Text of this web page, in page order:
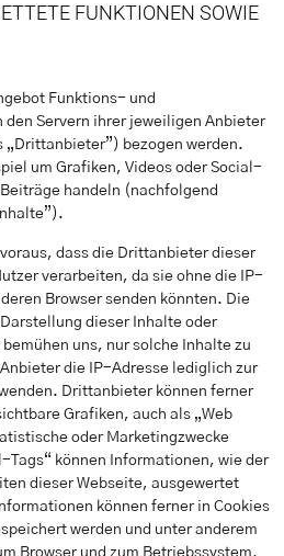
FUNKTIONEN SOWIE
Funktions- und
den Servern ihrer jeweiligen Anbieter
„Drittanbieter”) bezogen werden.
um Grafiken, Videos oder Social-
handeln (nachfolgend
dass die Drittanbieter dieser
verarbeiten, da sie ohne die IP-
Browser senden könnten. Die
dieser Inhalte oder
uns, nur solche Inhalte zu
die IP-Adresse lediglich zur
Drittanbieter können ferner
Grafiken, auch als „Web
oder Marketingzwecke
Tags“ können Informationen, wie der
dieser Webseite, ausgewertet
können ferner in Cookies
werden und unter anderem
Browser und zum Betriebssystem,